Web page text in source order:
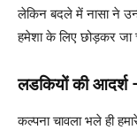
लेकिन बदले में नासा ने
हमेशा के लिए छोड़कर जा
लडकियों की
कल्पना चावला भले ही